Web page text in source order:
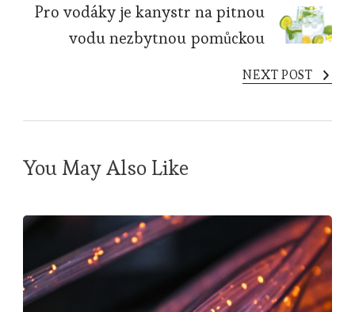
Pro vodáky je kanystr na pitnou
vodu nezbytnou pomůckou
NEXT POST
You May Also Like